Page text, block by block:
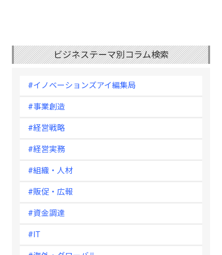
ビジネステーマ別コラム検索
#イノベーションズアイ編集局
#事業創造
#経営戦略
#経営実務
#組織・人材
#販促・広報
#資金調達
#IT